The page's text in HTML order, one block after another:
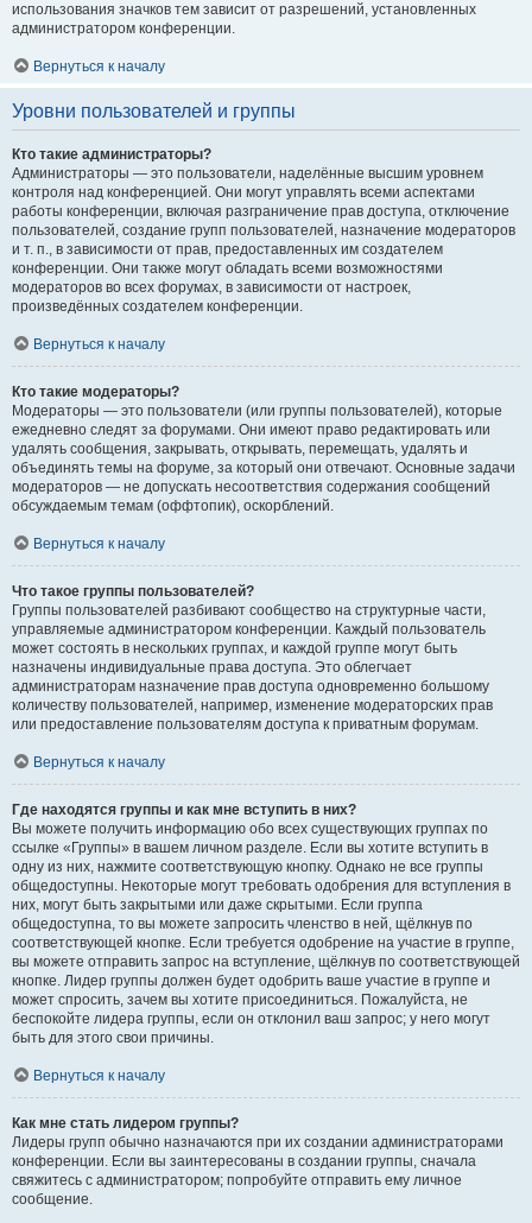
использования значков тем зависит от разрешений, установленных
администратором конференции.
Вернуться к началу
Уровни пользователей и группы
Кто такие администраторы?
Администраторы — это пользователи, наделённые высшим уровнем
контроля над конференцией. Они могут управлять всеми аспектами
работы конференции, включая разграничение прав доступа, отключение
пользователей, создание групп пользователей, назначение модераторов
и т. п., в зависимости от прав, предоставленных им создателем
конференции. Они также могут обладать всеми возможностями
модераторов во всех форумах, в зависимости от настроек,
произведённых создателем конференции.
Вернуться к началу
Кто такие модераторы?
Модераторы — это пользователи (или группы пользователей), которые
ежедневно следят за форумами. Они имеют право редактировать или
удалять сообщения, закрывать, открывать, перемещать, удалять и
объединять темы на форуме, за который они отвечают. Основные задачи
модераторов — не допускать несоответствия содержания сообщений
обсуждаемым темам (оффтопик), оскорблений.
Вернуться к началу
Что такое группы пользователей?
Группы пользователей разбивают сообщество на структурные части,
управляемые администратором конференции. Каждый пользователь
может состоять в нескольких группах, и каждой группе могут быть
назначены индивидуальные права доступа. Это облегчает
администраторам назначение прав доступа одновременно большому
количеству пользователей, например, изменение модераторских прав
или предоставление пользователям доступа к приватным форумам.
Вернуться к началу
Где находятся группы и как мне вступить в них?
Вы можете получить информацию обо всех существующих группах по
ссылке «Группы» в вашем личном разделе. Если вы хотите вступить в
одну из них, нажмите соответствующую кнопку. Однако не все группы
общедоступны. Некоторые могут требовать одобрения для вступления в
них, могут быть закрытыми или даже скрытыми. Если группа
общедоступна, то вы можете запросить членство в ней, щёлкнув по
соответствующей кнопке. Если требуется одобрение на участие в группе,
вы можете отправить запрос на вступление, щёлкнув по соответствующей
кнопке. Лидер группы должен будет одобрить ваше участие в группе и
может спросить, зачем вы хотите присоединиться. Пожалуйста, не
беспокойте лидера группы, если он отклонил ваш запрос; у него могут
быть для этого свои причины.
Вернуться к началу
Как мне стать лидером группы?
Лидеры групп обычно назначаются при их создании администраторами
конференции. Если вы заинтересованы в создании группы, сначала
свяжитесь с администратором; попробуйте отправить ему личное
сообщение.